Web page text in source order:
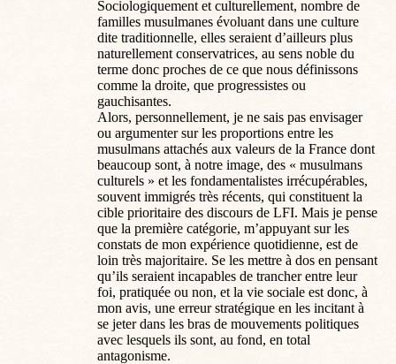
Sociologiquement et culturellement, nombre de
familles musulmanes évoluant dans une culture
dite traditionnelle, elles seraient d’ailleurs plus
naturellement conservatrices, au sens noble du
terme donc proches de ce que nous définissons
comme la droite, que progressistes ou
gauchisantes.
Alors, personnellement, je ne sais pas envisager
ou argumenter sur les proportions entre les
musulmans attachés aux valeurs de la France dont
beaucoup sont, à notre image, des « musulmans
culturels » et les fondamentalistes irrécupérables,
souvent immigrés très récents, qui constituent la
cible prioritaire des discours de LFI. Mais je pense
que la première catégorie, m’appuyant sur les
constats de mon expérience quotidienne, est de
loin très majoritaire. Se les mettre à dos en pensant
qu’ils seraient incapables de trancher entre leur
foi, pratiquée ou non, et la vie sociale est donc, à
mon avis, une erreur stratégique en les incitant à
se jeter dans les bras de mouvements politiques
avec lesquels ils sont, au fond, en total
antagonisme.